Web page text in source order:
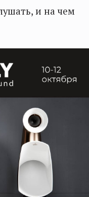
и на чем